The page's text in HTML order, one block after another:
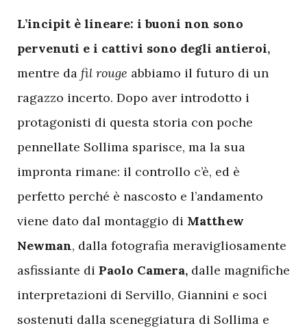
L’incipit è lineare: i buoni non sono
pervenuti e i cattivi sono degli antieroi,
mentre da fil rouge abbiamo il futuro di un
ragazzo incerto. Dopo aver introdotto i
protagonisti di questa storia con poche
pennellate Sollima sparisce, ma la sua
impronta rimane: il controllo c’è, ed è
perfetto perché è nascosto e l’andamento
viene dato dal montaggio di Matthew
Newman, dalla fotografia meravigliosamente
asfissiante di Paolo Camera, dalle magnifiche
interpretazioni di Servillo, Giannini e soci
sostenuti dalla sceneggiatura di Sollima e